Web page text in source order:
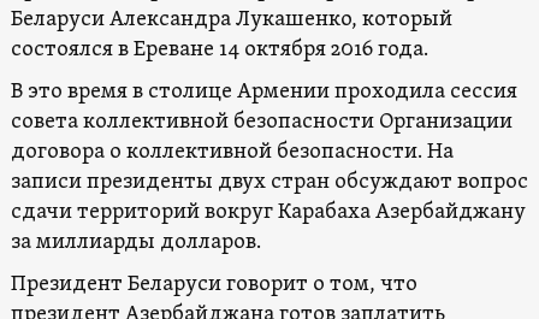
Беларуси Александра Лукашенко, который
состоялся в Ереване 14 октября 2016 года.
В это время в столице Армении проходила сессия
совета коллективной безопасности Организации
договора о коллективной безопасности. На
записи президенты двух стран обсуждают вопрос
сдачи территорий вокруг Карабаха Азербайджану
за миллиарды долларов.
Президент Беларуси говорит о том, что